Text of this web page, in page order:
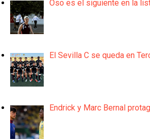
Oso es el siguiente en la
El Sevilla C se queda en
Endrick y Marc Bernal